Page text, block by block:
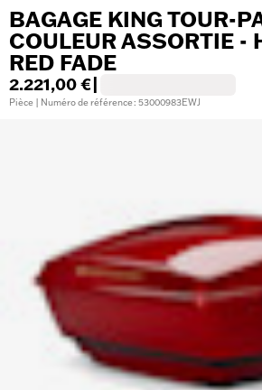
BAGAGE KING TOUR-
COULEUR ASSORTIE -
RED FADE
2.221,00 €
Pièce | Numéro de référence : 53000983EWJ